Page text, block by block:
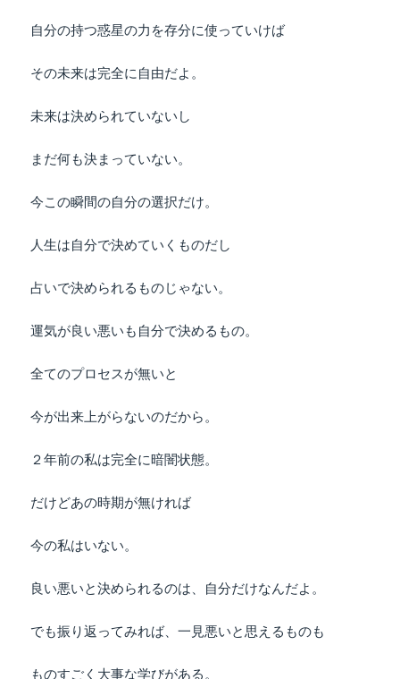
自分の持つ惑星の力を存分に使っていけば
その未来は完全に自由だよ。
未来は決められていないし
まだ何も決まっていない。
今この瞬間の自分の選択だけ。
人生は自分で決めていくものだし
占いで決められるものじゃない。
運気が良い悪いも自分で決めるもの。
全てのプロセスが無いと
今が出来上がらないのだから。
２年前の私は完全に暗闇状態。
だけどあの時期が無ければ
今の私はいない。
良い悪いと決められるのは、自分だけなんだよ。
でも振り返ってみれば、一見悪いと思えるものも
ものすごく大事な学びがある。